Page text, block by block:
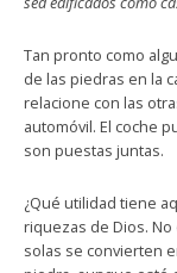
Tan pronto como
de las piedras en la
relacione con las
automóvil. El coche
son puestas juntas.
¿Qué utilidad tiene
riquezas de Dios.
solas se convierten